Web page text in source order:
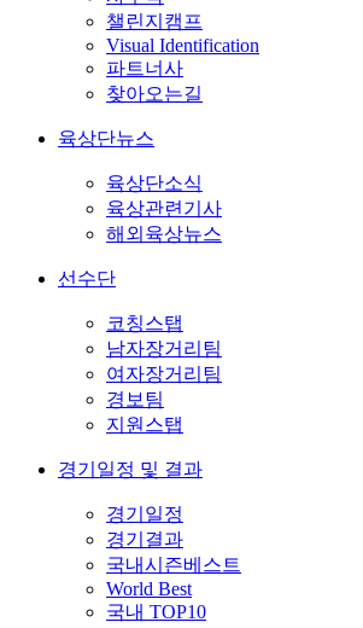
챌린지캠프
Visual Identification
파트너사
찾아오는길
육상단뉴스
육상단소식
육상관련기사
해외육상뉴스
선수단
코칭스탭
남자장거리팀
여자장거리팀
경보팀
지원스탭
경기일정 및 결과
경기일정
경기결과
국내시즌베스트
World Best
국내 TOP10